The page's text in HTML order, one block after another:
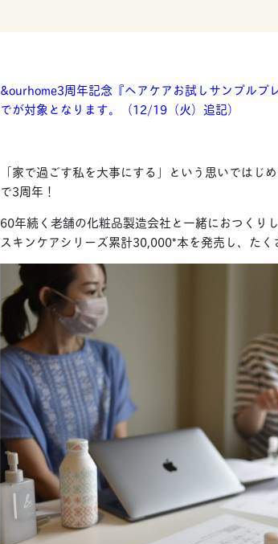
&ourhome3周年記念『ヘアケアお試しサンプル
でが対象となります。（12/19（火）追記）
「家で過ごす私を大事にする」という思いではじめ
で3周年！
60年続く老舗の化粧品製造会社と一緒におつくり
スキンケアシリーズ累計30,000*本を発売し、たく